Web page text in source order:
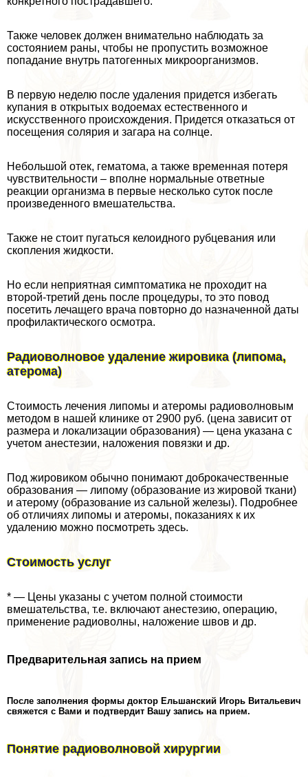
Также человек должен внимательно наблюдать за
состоянием раны, чтобы не пропустить возможное
попадание внутрь патогенных микроорганизмов.
В первую неделю после удаления придется избегать
купания в открытых водоемах естественного и
искусственного происхождения. Придется отказаться от
посещения солярия и загара на солнце.
Небольшой отек, гематома, а также временная потеря
чувствительности – вполне нормальные ответные
реакции организма в первые несколько суток после
произведенного вмешательства.
Также не стоит пугаться келоидного рубцевания или
скопления жидкости.
Но если неприятная симптоматика не проходит на
второй-третий день после процедуры, то это повод
посетить лечащего врача повторно до назначенной даты
профилактического осмотра.
Радиоволновое удаление жировика (липома,
атерома)
Стоимость лечения липомы и атеромы радиоволновым
методом в нашей клинике от 2900 руб. (цена зависит от
размера и локализации образования) — цена указана с
учетом анестезии, наложения повязки и др.
Под жировиком обычно понимают доброкачественные
образования — липому (образование из жировой ткани)
и атерому (образование из сальной железы). Подробнее
об отличиях липомы и атеромы, показаниях к их
удалению можно посмотреть здесь.
Стоимость услуг
* — Цены указаны с учетом полной стоимости
вмешательства, т.е. включают анестезию, операцию,
применение радиоволны, наложение швов и др.
Предварительная запись на прием
После заполнения формы доктор Ельшанский Игорь Витальевич
свяжется с Вами и подтвердит Вашу запись на прием.
Понятие радиоволновой хирургии